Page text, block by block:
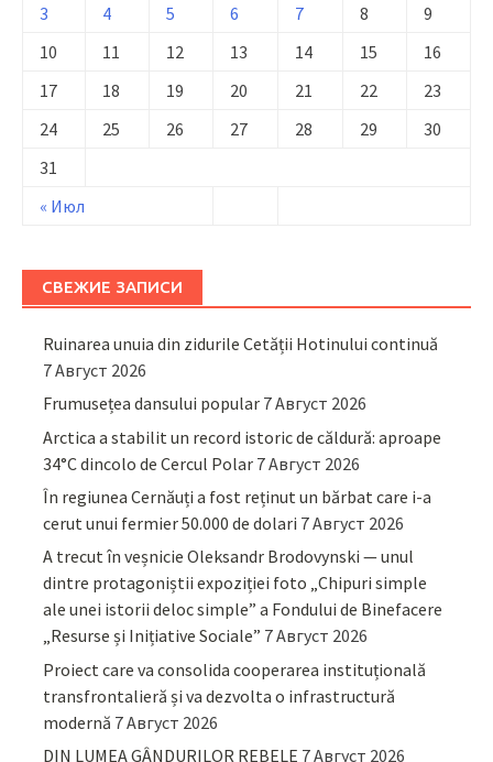
« Июл
3
4 5 6 7 8
9
10
11 12 13 14 15
16
17
18 19 20 21 22
23
24
25 26 27 28 29
30
31
СВЕЖИЕ ЗАПИСИ
Ruinarea unuia din zidurile Cetății Hotinului continuă
7 Август 2026
Frumusețea dansului popular 7 Август 2026
Arctica a stabilit un record istoric de căldură: aproape
34°C dincolo de Cercul Polar 7 Август 2026
În regiunea Cernăuți a fost reținut un bărbat care i-a
cerut unui fermier 50.000 de dolari 7 Август 2026
A trecut în veșnicie Oleksandr Brodovynski — unul
dintre protagoniștii expoziției foto „Chipuri simple
ale unei istorii deloc simple” a Fondului de Binefacere
„Resurse și Inițiative Sociale” 7 Август 2026
Proiect care va consolida cooperarea instituțională
transfrontalieră și va dezvolta o infrastructură
modernă 7 Август 2026
DIN LUMEA GÂNDURILOR REBELE 7 Август 2026